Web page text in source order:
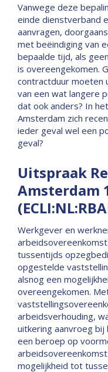
Vanwege deze
einde dienstverband
aanvragen,
met beëindiging van
bepaalde tijd, als
is overeengekomen.
contractduur moeten
van een wat langere
dat ook anders? In
Amsterdam zich
ieder geval wel een
geval?
Uitspraak
Amsterdam
Werkgever en
tussentijds
opgestelde
alsnog een
overeengekomen.
arbeidsverhouding,
uitkering aanvroeg
een beroep op
mogelijkheid tot